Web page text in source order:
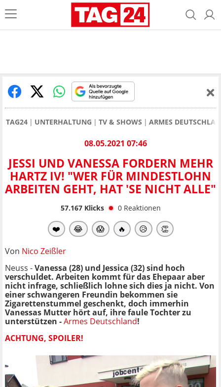
TAG24 UNTERHALTUNG TV & SHOWS ARMES
08.05.2021 07:46
JESSI UND VANESSA FORDERN MEHR
HARTZ IV! "WER FÜR MINDESTLOHN
ARBEITEN GEHT, HAT 'SE NICHT ALLE"
57.167Klicks 0 Reaktionen
❤️ 😂 😱 🔥 😥 👏
Von Nico Zeißler
Neuss -Vanessa (28) und Jessica (32) sind hoch
verschuldet. Arbeiten kommt für das Ehepaar aber
nicht infrage, schließlich lohne sich dies ja nicht. Von
einer schwangeren Freundin bekommen sie
Zigarettenstummel geschenkt, doch immerhin
Vanessas Mutter hört auf, ihre faule Tochter zu
unterstützen -Armes Deutschland!
ACHTUNG, SPOILER!